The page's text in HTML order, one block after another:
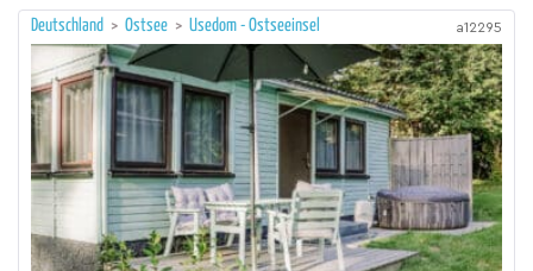
Deutschland > Ostsee > Usedom - Ostseeinsel a12295